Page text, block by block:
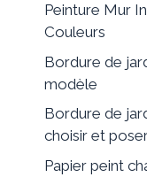
Peinture Mur
Couleurs
Bordure de
modèle
Bordure de
choisir et
Papier peint